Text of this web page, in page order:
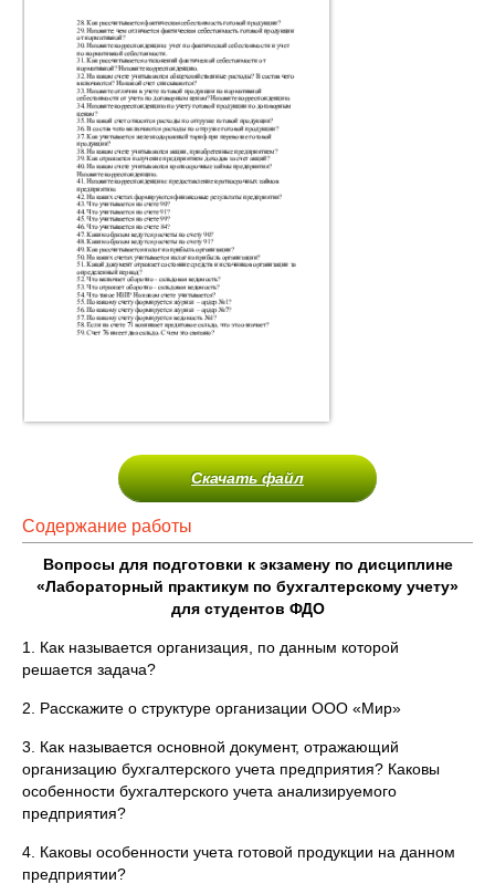
Скачать файл
Содержание работы
Вопросы для подготовки к экзамену по дисциплине
«Лабораторный практикум по бухгалтерскому учету»
для студентов ФДО
1. Как называется организация, по данным которой
решается задача?
2. Расскажите о структуре организации ООО «Мир»
3. Как называется основной документ, отражающий
организацию бухгалтерского учета предприятия? Каковы
особенности бухгалтерского учета анализируемого
предприятия?
4. Каковы особенности учета готовой продукции на данном
предприятии?